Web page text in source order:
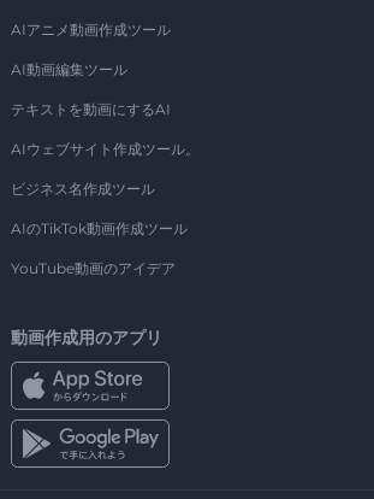
AIアニメ動画作成ツール
AI動画編集ツール
テキストを動画にするAI
AIウェブサイト作成ツール。
ビジネス名作成ツール
AIのTikTok動画作成ツール
YouTube動画のアイデア
動画作成用のアプリ